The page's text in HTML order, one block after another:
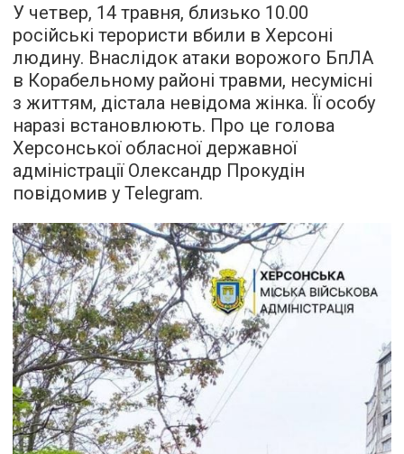
У четвер, 14 травня, близько 10.00
російські терористи вбили в Херсоні
людину. Внаслідок атаки ворожого БпЛА
в Корабельному районі травми, несумісні
з життям, дістала невідома жінка. Її особу
наразі встановлюють. Про це голова
Херсонської обласної державної
адміністрації Олександр Прокудін
повідомив у Telegram.